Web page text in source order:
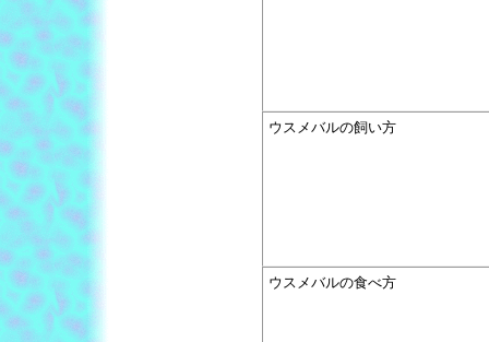
ウスメバルの飼い方
ウスメバルの食べ方